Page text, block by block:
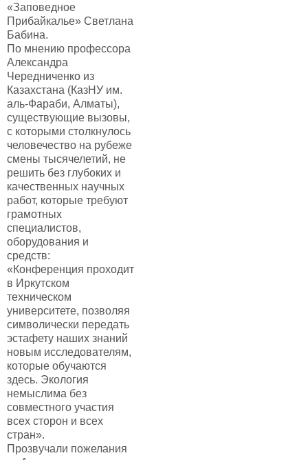
«Заповедное
Прибайкалье» Светлана
Бабина.
По мнению профессора
Александра
Чередниченко из
Казахстана (КазНУ им.
аль-Фараби, Алматы),
существующие вызовы,
с которыми столкнулось
человечество на рубеже
смены тысячелетий, не
решить без глубоких и
качественных научных
работ, которые требуют
грамотных
специалистов,
оборудования и
средств:
«Конференция проходит
в Иркутском
техническом
университете, позволяя
символически передать
эстафету наших знаний
новым исследователям,
которые обучаются
здесь. Экология
немыслима без
совместного участия
всех сторон и всех
стран».
Прозвучали пожелания